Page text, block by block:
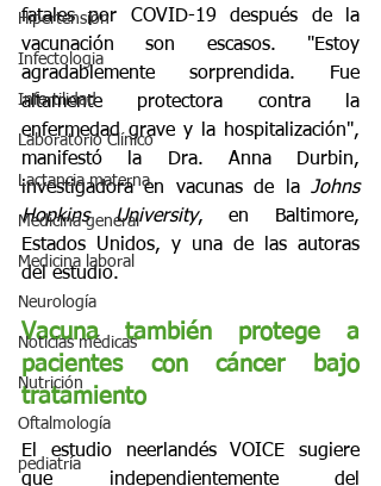
Hipertensión
Infectologia
Infertilidad
Laboratorio Clínico
Lactancia materna
Medicina general
Medicina laboral
Neurología
Noticias médicas
Nutrición
Oftalmología
pediatría
fatales por COVID-19 después de la
vacunación son escasos. "Estoy
agradablemente sorprendida. Fue
altamente protectora contra la
enfermedad grave y la hospitalización",
manifestó la Dra. Anna Durbin,
investigadora en vacunas de la Johns
Hopkins University, en Baltimore,
Estados Unidos, y una de las autoras
del estudio.
Vacuna también protege a
pacientes con cáncer bajo
tratamiento
El estudio neerlandés VOICE sugiere
que independientemente del